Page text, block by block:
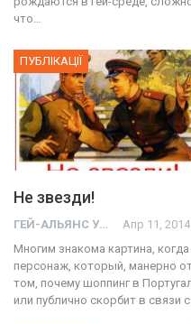
что…
ПУБЛІКАЦІЇ
Не звезди!
ГЕЙ-АЛЬЯНС УКРАИНА Апр 11, 2014
Многим знакома картина,
персонаж, который, манерно
том, почему шоппинг в
или публично скорбит в связи